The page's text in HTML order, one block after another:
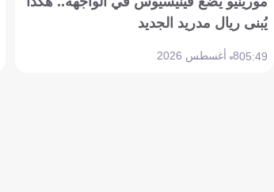
يُبنى ريال مدريد الجديد
05:498 أغسطس 2026